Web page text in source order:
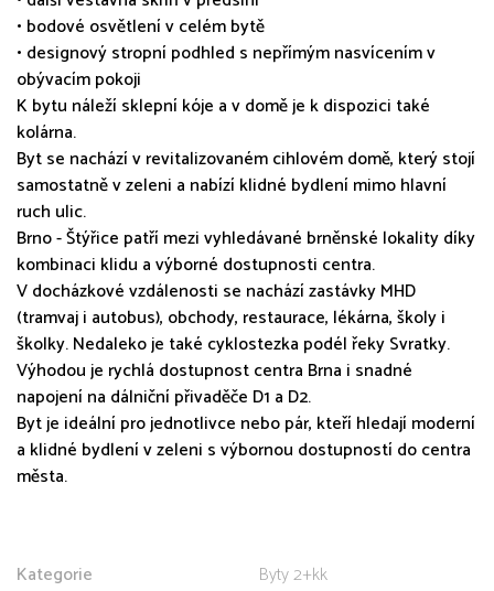
• bodové osvětlení v celém bytě
• designový stropní podhled s nepřímým nasvícením v
obývacím pokoji
K bytu náleží sklepní kóje a v domě je k dispozici také
kolárna.
Byt se nachází v revitalizovaném cihlovém domě, který stojí
samostatně v zeleni a nabízí klidné bydlení mimo hlavní
ruch ulic.
Brno - Štýřice patří mezi vyhledávané brněnské lokality díky
kombinaci klidu a výborné dostupnosti centra.
V docházkové vzdálenosti se nachází zastávky MHD
(tramvaj i autobus), obchody, restaurace, lékárna, školy i
školky. Nedaleko je také cyklostezka podél řeky Svratky.
Výhodou je rychlá dostupnost centra Brna i snadné
napojení na dálniční přivaděče D1 a D2.
Byt je ideální pro jednotlivce nebo pár, kteří hledají moderní
a klidné bydlení v zeleni s výbornou dostupností do centra
města.
Kategorie
Byty 2+kk